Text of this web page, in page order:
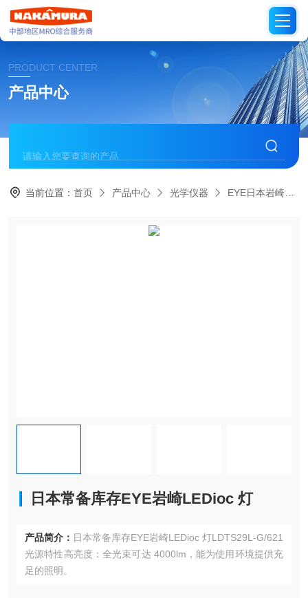
PRODUCT CENTER
产品中心
当前位置：首页 产品中心 光学仪器 EYE日本岩崎
日本常备库存EYE岩崎LEDioc 灯
产品简介： 日本常备库存EYE岩崎LEDioc 灯LDTS29L-G/621
光源特性高亮度：全光束可达 4000lm，能为使用环境提供充
足的照明。